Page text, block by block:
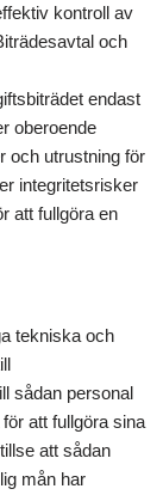
kontroll av
och
endast
oberoende
och utrustning för
integritetsrisker
att fullgöra en
tekniska och
sådan personal
att fullgöra sina
att sådan
mån har